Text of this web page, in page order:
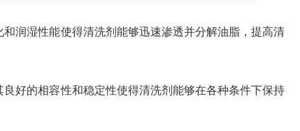
润湿性能使得清洗剂能够迅速渗透并分解油脂，提高清
好的相容性和稳定性使得清洗剂能够在各种条件下保持